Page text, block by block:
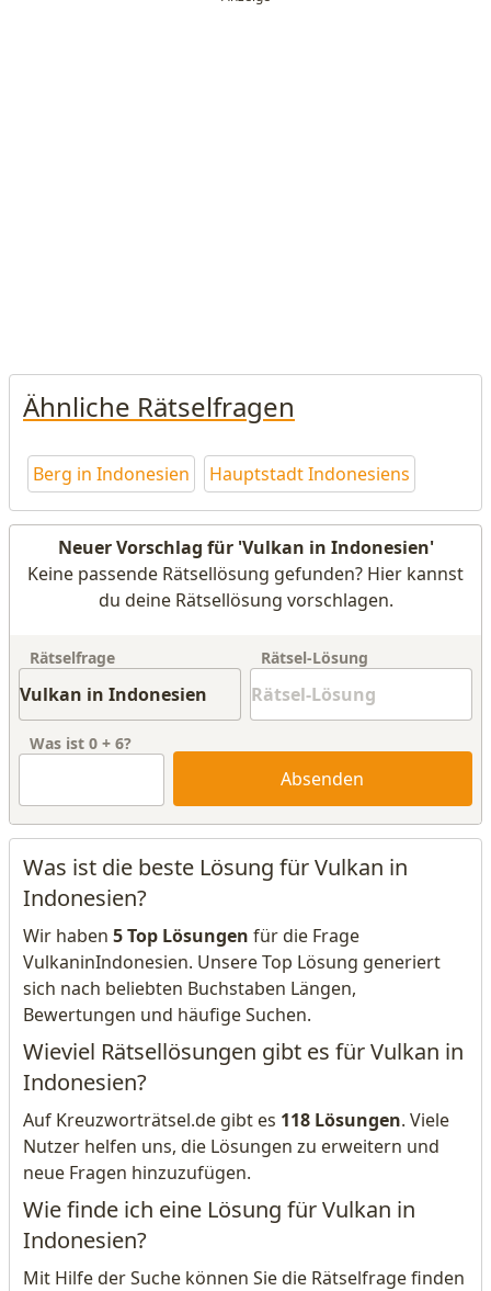
Ähnliche Rätselfragen
Berg in Indonesien Hauptstadt Indonesiens
Neuer Vorschlag für 'Vulkan in Indonesien'
Keine passende Rätsellösung gefunden? Hier kannst
du deine Rätsellösung vorschlagen.
Rätselfrage Rätsel-Lösung
Was ist 0 + 6?
Absenden
Was ist die beste Lösung für Vulkan in
Indonesien?
Wir haben 5 Top Lösungen für die Frage
VulkaninIndonesien. Unsere Top Lösung generiert
sich nach beliebten Buchstaben Längen,
Bewertungen und häufige Suchen.
Wieviel Rätsellösungen gibt es für Vulkan in
Indonesien?
Auf Kreuzworträtsel.de gibt es 118 Lösungen. Viele
Nutzer helfen uns, die Lösungen zu erweitern und
neue Fragen hinzuzufügen.
Wie finde ich eine Lösung für Vulkan in
Indonesien?
Mit Hilfe der Suche können Sie die Rätselfrage finden